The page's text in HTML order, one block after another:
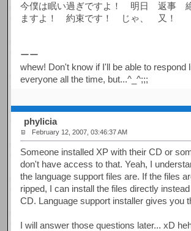
今僕は眠い過ぎですよ！ 明日 返事
ますよ！ 約束です！ じゃ、 又！
ーー
whew! Don't know if I'll be able to respond
everyone all the time, but...^_^;;;
phylicia
February 12, 2007, 03:46:37 AM
Someone installed XP with their CD or
don't have access to that. Yeah, I
the language support files are. If the files
ripped, I can install the files directly
CD. Language support installer gives you
I will answer those questions later... xD